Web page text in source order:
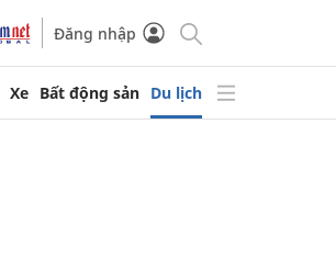
Đăng nhập
Xe Bất động sản Du lịch